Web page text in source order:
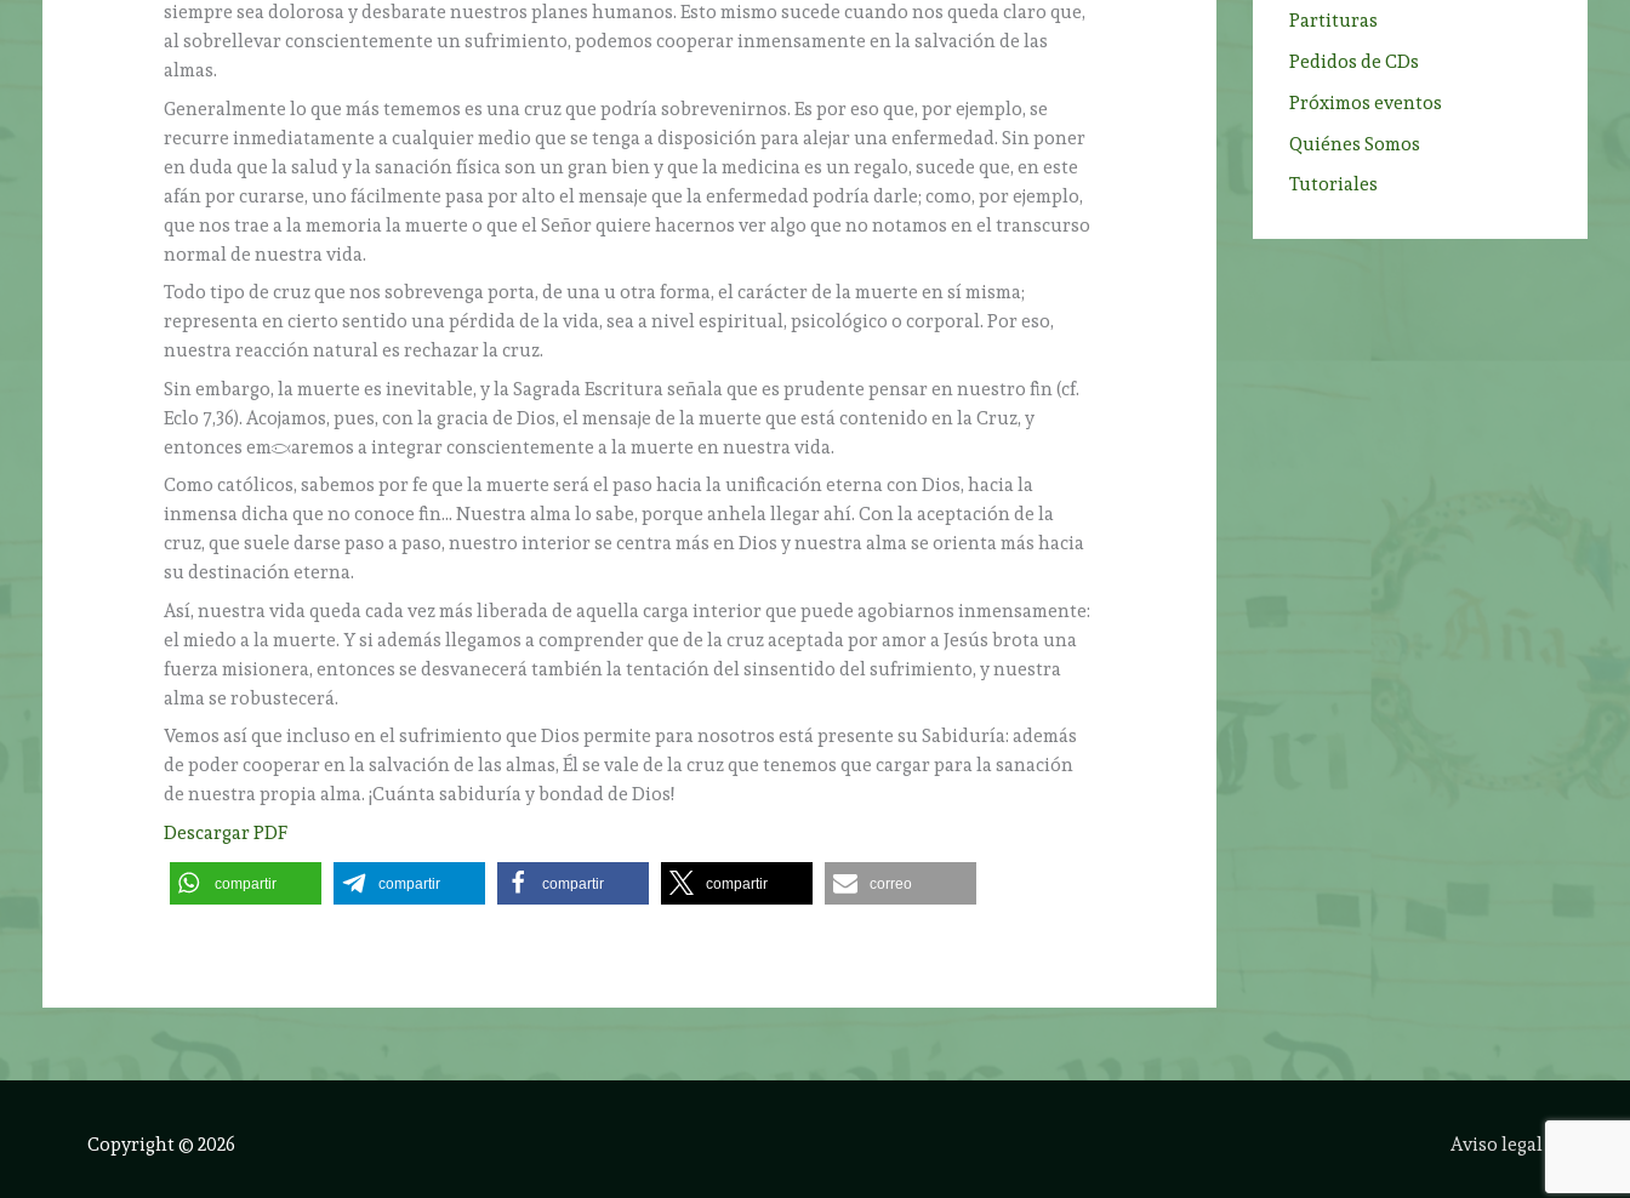
siempre sea dolorosa y desbarate nuestros planes humanos. Esto mismo sucede cuando nos queda claro que,
al sobrellevar conscientemente un sufrimiento, podemos cooperar inmensamente en la salvación de las
almas.
Generalmente lo que más tememos es una cruz que podría sobrevenirnos. Es por eso que, por ejemplo, se
recurre inmediatamente a cualquier medio que se tenga a disposición para alejar una enfermedad. Sin poner
en duda que la salud y la sanación física son un gran bien y que la medicina es un regalo, sucede que, en este
afán por curarse, uno fácilmente pasa por alto el mensaje que la enfermedad podría darle; como, por ejemplo,
que nos trae a la memoria la muerte o que el Señor quiere hacernos ver algo que no notamos en el transcurso
normal de nuestra vida.
Todo tipo de cruz que nos sobrevenga porta, de una u otra forma, el carácter de la muerte en sí misma;
representa en cierto sentido una pérdida de la vida, sea a nivel espiritual, psicológico o corporal. Por eso,
nuestra reacción natural es rechazar la cruz.
Sin embargo, la muerte es inevitable, y la Sagrada Escritura señala que es prudente pensar en nuestro fin (cf.
Eclo 7,36). Acojamos, pues, con la gracia de Dios, el mensaje de la muerte que está contenido en la Cruz, y
entonces empezaremos a integrar conscientemente a la muerte en nuestra vida.
Como católicos, sabemos por fe que la muerte será el paso hacia la unificación eterna con Dios, hacia la
inmensa dicha que no conoce fin… Nuestra alma lo sabe, porque anhela llegar ahí. Con la aceptación de la
cruz, que suele darse paso a paso, nuestro interior se centra más en Dios y nuestra alma se orienta más hacia
su destinación eterna.
Así, nuestra vida queda cada vez más liberada de aquella carga interior que puede agobiarnos inmensamente:
el miedo a la muerte. Y si además llegamos a comprender que de la cruz aceptada por amor a Jesús brota una
fuerza misionera, entonces se desvanecerá también la tentación del sinsentido del sufrimiento, y nuestra
alma se robustecerá.
Vemos así que incluso en el sufrimiento que Dios permite para nosotros está presente su Sabiduría: además
de poder cooperar en la salvación de las almas, Él se vale de la cruz que tenemos que cargar para la sanación
de nuestra propia alma. ¡Cuánta sabiduría y bondad de Dios!
Descargar PDF
compartir compartir compartir compartir correo
Partituras
Pedidos de CDs
Próximos eventos
Quiénes Somos
Tutoriales
Copyright © 2026 Aviso legal